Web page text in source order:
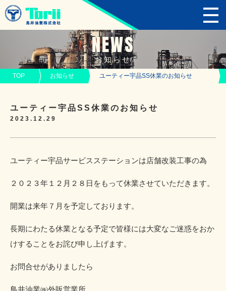
NEWS
お知らせ
TOP お知らせ ユーティー宇品SS休業のお知らせ
ユーティー宇品SS休業のお知らせ
2023.12.29
ユーティー宇品サービスステーションは店舗改装工事の為
２０２３年１２月２８日をもって休業させていただきます。
開業は来年７月を予定しております。
長期にわたる休業となる予定で皆様には大変なご迷惑をおか
けすることをお詫び申し上げます。
お問合せがありましたら
鳥井油業㈱外販営業所